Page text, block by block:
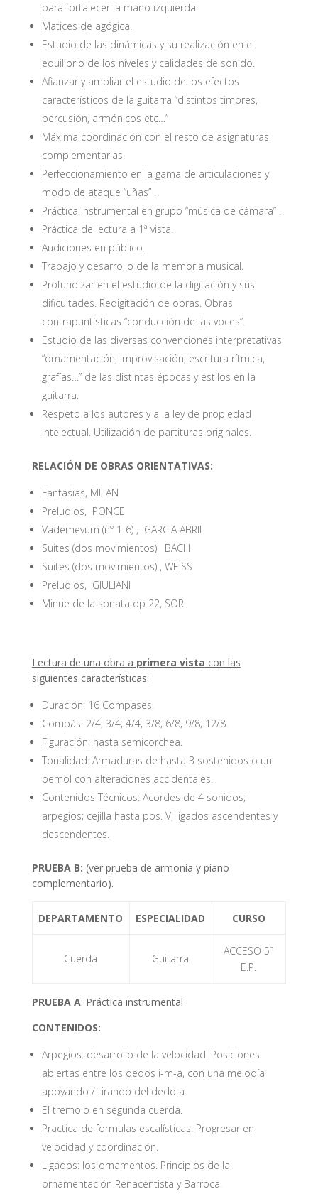
para fortalecer la mano izquierda.
Matices de agógica.
Estudio de las dinámicas y su realización en el
equilibrio de los niveles y calidades de sonido.
Afianzar y ampliar el estudio de los efectos
característicos de la guitarra “distintos timbres,
percusión, armónicos etc…”
Máxima coordinación con el resto de asignaturas
complementarias.
Perfeccionamiento en la gama de articulaciones y
modo de ataque “uñas” .
Práctica instrumental en grupo “música de cámara” .
Práctica de lectura a 1ª vista.
Audiciones en público.
Trabajo y desarrollo de la memoria musical.
Profundizar en el estudio de la digitación y sus
dificultades. Redigitación de obras. Obras
contrapuntísticas “conducción de las voces”.
Estudio de las diversas convenciones interpretativas
“ornamentación, improvisación, escritura rítmica,
grafías…” de las distintas épocas y estilos en la
guitarra.
Respeto a los autores y a la ley de propiedad
intelectual. Utilización de partituras originales.
RELACIÓN DE OBRAS ORIENTATIVAS:
Fantasias, MILAN
Preludios, PONCE
Vademevum (nº 1-6) , GARCIA ABRIL
Suites (dos movimientos), BACH
Suites (dos movimientos) , WEISS
Preludios, GIULIANI
Minue de la sonata op 22, SOR
Lectura de una obra a primera vista con las
siguientes características:
Duración: 16 Compases.
Compás: 2/4; 3/4; 4/4; 3/8; 6/8; 9/8; 12/8.
Figuración: hasta semicorchea.
Tonalidad: Armaduras de hasta 3 sostenidos o un
bemol con alteraciones accidentales.
Contenidos Técnicos: Acordes de 4 sonidos;
arpegios; cejilla hasta pos. V; ligados ascendentes y
descendentes.
PRUEBA B: (ver prueba de armonía y piano
complementario).
DEPARTAMENTO ESPECIALIDAD CURSO
Cuerda Guitarra
ACCESO 5º
E.P.
PRUEBA A: Práctica instrumental
CONTENIDOS:
Arpegios: desarrollo de la velocidad. Posiciones
abiertas entre los dedos i-m-a, con una melodía
apoyando / tirando del dedo a.
El tremolo en segunda cuerda.
Practica de formulas escalísticas. Progresar en
velocidad y coordinación.
Ligados: los ornamentos. Principios de la
ornamentación Renacentista y Barroca.